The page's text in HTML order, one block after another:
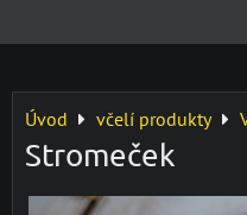
Úvod včelí produkty
Stromeček